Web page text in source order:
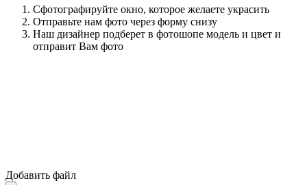
Сфотографируйте окно, которое желаете украсить
Отправьте нам фото через форму снизу
Наш дизайнер подберет в фотошопе модель и цвет и
отправит Вам фото
Добавить файл